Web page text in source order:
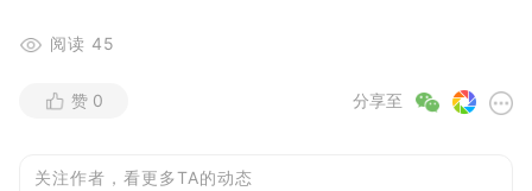
阅读 45
分享至
赞 0
关注作者，看更多TA的动态